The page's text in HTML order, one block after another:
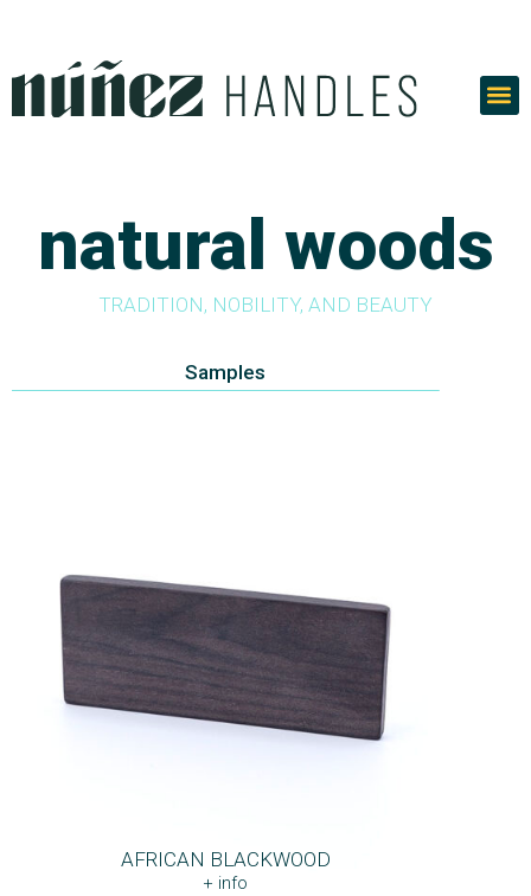
natural woods
TRADITION, NOBILITY, AND BEAUTY
Samples
AFRICAN BLACKWOOD
+ info